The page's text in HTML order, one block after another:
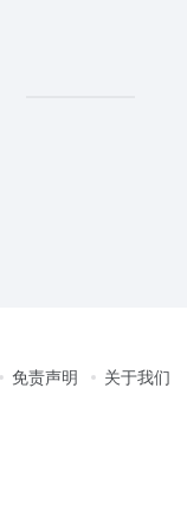
免责声明 关于我们